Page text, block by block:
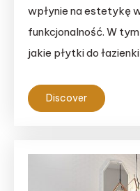
wpłynie na estetykę
funkcjonalność. W
jakie płytki do
Discover